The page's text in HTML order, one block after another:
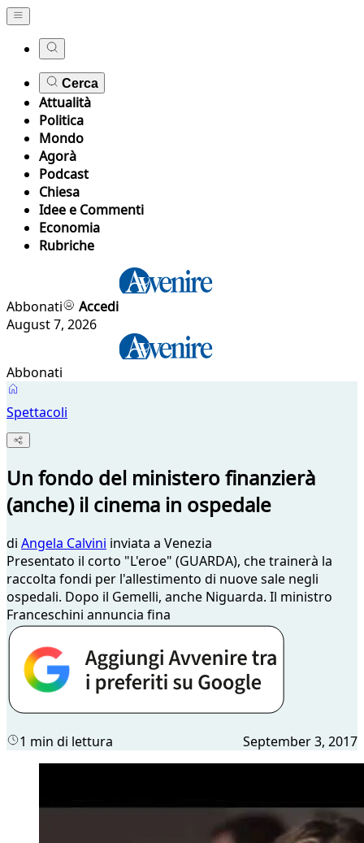
Cerca
Attualità
Politica
Mondo
Agorà
Podcast
Chiesa
Idee e Commenti
Economia
Rubriche
Abbonati
Accedi
August 7, 2026
Abbonati
Spettacoli
Un fondo del ministero finanzierà
(anche) il cinema in ospedale
di Angela Calvini inviata a Venezia
Presentato il corto "L'eroe" (GUARDA), che trainerà la
raccolta fondi per l'allestimento di nuove sale negli
ospedali. Dopo il Gemelli, anche Niguarda. Il ministro
Franceschini annuncia fina
1 min di lettura September 3, 2017